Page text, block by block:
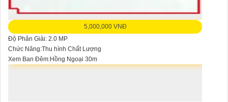
5,000,000 VNĐ
Độ Phân Giải: 2.0 MP
Chức Năng:Thu hình Chất Lượng
Xem Ban Đêm:Hồng Ngoại 30m